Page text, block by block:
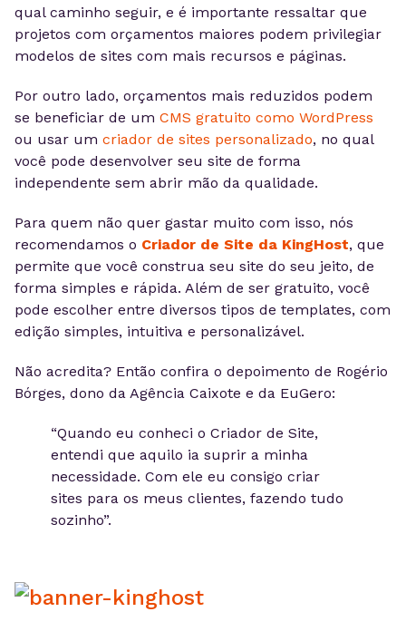
qual caminho seguir, e é importante ressaltar que
projetos com orçamentos maiores podem privilegiar
modelos de sites com mais recursos e páginas.
Por outro lado, orçamentos mais reduzidos podem
se beneficiar de um CMS gratuito como WordPress
ou usar um criador de sites personalizado, no qual
você pode desenvolver seu site de forma
independente sem abrir mão da qualidade.
Para quem não quer gastar muito com isso, nós
recomendamos o Criador de Site da KingHost, que
permite que você construa seu site do seu jeito, de
forma simples e rápida. Além de ser gratuito, você
pode escolher entre diversos tipos de templates, com
edição simples, intuitiva e personalizável.
Não acredita? Então confira o depoimento de Rogério
Bórges, dono da Agência Caixote e da EuGero:
“Quando eu conheci o Criador de Site,
entendi que aquilo ia suprir a minha
necessidade. Com ele eu consigo criar
sites para os meus clientes, fazendo tudo
sozinho”.